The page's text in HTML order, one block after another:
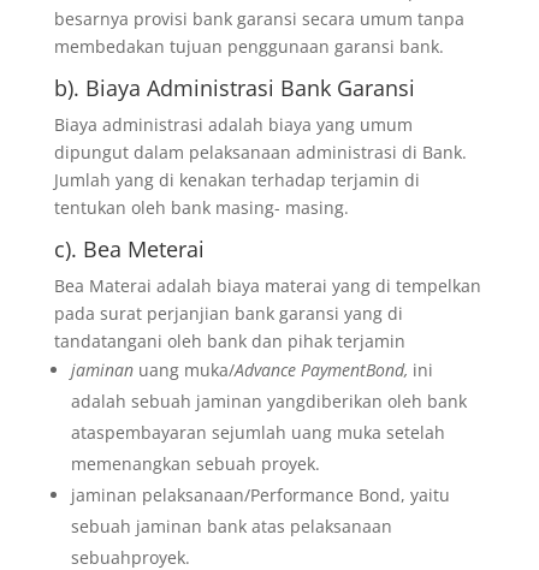
besarnya provisi bank garansi secara umum tanpa
membedakan tujuan penggunaan garansi bank.
b). Biaya Administrasi Bank Garansi
Biaya administrasi adalah biaya yang umum
dipungut dalam pelaksanaan administrasi di Bank.
Jumlah yang di kenakan terhadap terjamin di
tentukan oleh bank masing- masing.
c). Bea Meterai
Bea Materai adalah biaya materai yang di tempelkan
pada surat perjanjian bank garansi yang di
tandatangani oleh bank dan pihak terjamin
jaminan uang muka/Advance PaymentBond, ini
adalah sebuah jaminan yangdiberikan oleh bank
ataspembayaran sejumlah uang muka setelah
memenangkan sebuah proyek.
jaminan pelaksanaan/Performance Bond, yaitu
sebuah jaminan bank atas pelaksanaan
sebuahproyek.